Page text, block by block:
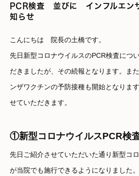
PCR検査 並びに インフルエン
知らせ
こんにちは 院長の土橋です。
先日新型コロナウイルスのPCR検査につ
だきましたが、その続報となります。
ま
ンザワクチンの予防接種も開始となりま
せていただきます。
①新型コロナウイルスPCR検
先日ご紹介させていただいた通り新型コ
が当院でも施行できるようになりました。